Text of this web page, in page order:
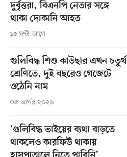
দুর্বৃত্তরা, বিএনপি নেতার সঙ্গে
থাকা দোকানি আহত
১৫ ঘণ্টা আগে
গুলিবিদ্ধ শিশু কাউছার এখন চতুর্থ
শ্রেণিতে, দুই বছরেও গেজেটে
ওঠেনি নাম
০৫ আগস্ট ২০২৬
‘গুলিবিদ্ধ ভাইয়ের ব্যথা বাড়তে
থাকলেও কারফিউ থাকায়